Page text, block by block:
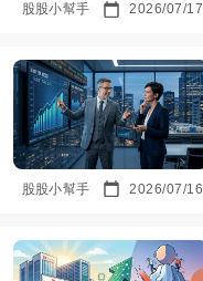
股股小幫手 2026/07/17
股股小幫手 2026/07/16